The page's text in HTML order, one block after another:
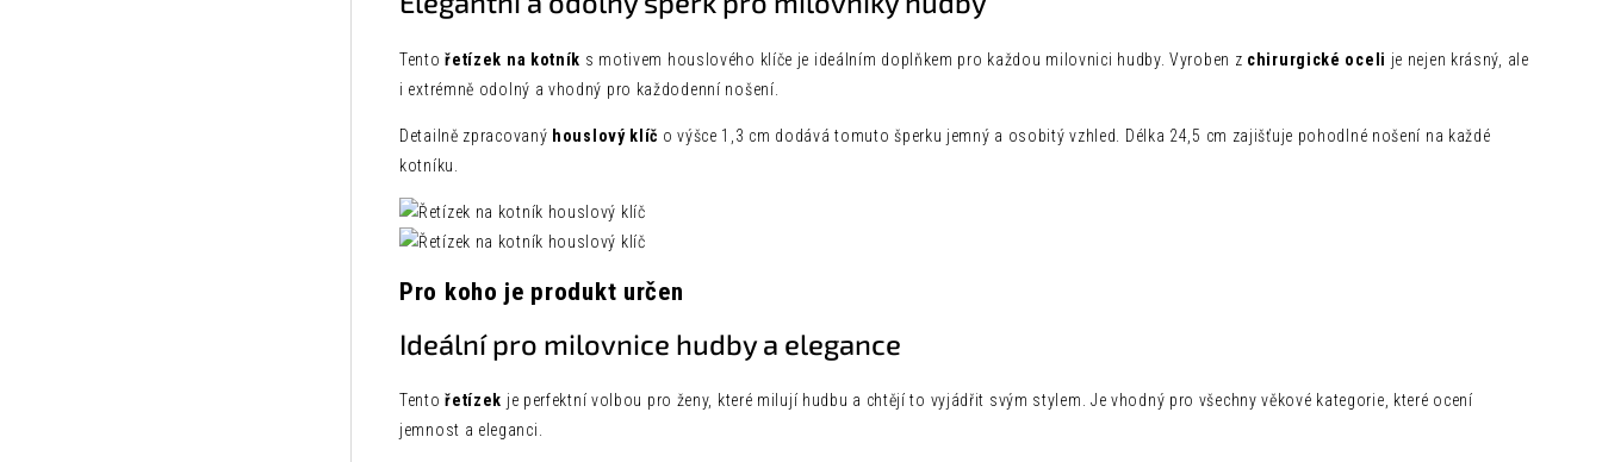
Tentořetízek na kotník s motivem houslového klíče je ideálním doplňkem pro každou milovnici hudby. Vyroben z chirurgické oceli je nejen krásný, ale
i extrémně odolný a vhodný pro každodenní nošení.
Detailně zpracovaný houslový klíč o výšce 1,3 cm dodává tomuto šperku jemný a osobitý vzhled. Délka 24,5 cm zajišťuje pohodlné nošení na každé
kotníku.
Pro koho je produkt určen
Ideální pro milovnice hudby a elegance
Tentořetízek je perfektní volbou pro ženy, které milují hudbu a chtějí to vyjádřit svým stylem. Je vhodný pro všechny věkové kategorie, které ocení
jemnost a eleganci.